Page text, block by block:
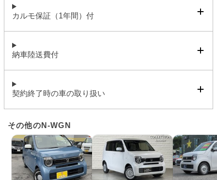
カルモ保証（1年間）付
納車陸送費付
契約終了時の車の取り扱い
その他のN-WGN